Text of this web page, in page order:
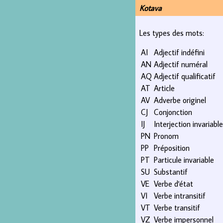
Kotava
Les types des mots:
AI Adjectif indéfini
AN Adjectif numéral
AQ Adjectif qualificatif
AT Article
AV Adverbe originel
CJ Conjonction
IJ
Interjection invariable
PN Pronom
PP Préposition
PT Particule invariable
SU Substantif
VE Verbe d'état
VI
Verbe intransitif
VT Verbe transitif
VZ Verbe impersonnel